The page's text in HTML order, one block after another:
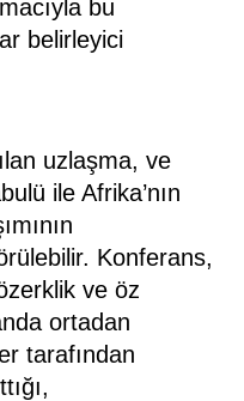
bu
belirleyici
uzlaşma, ve
ile Afrika’nın
Konferans,
ve öz
ortadan
tarafından